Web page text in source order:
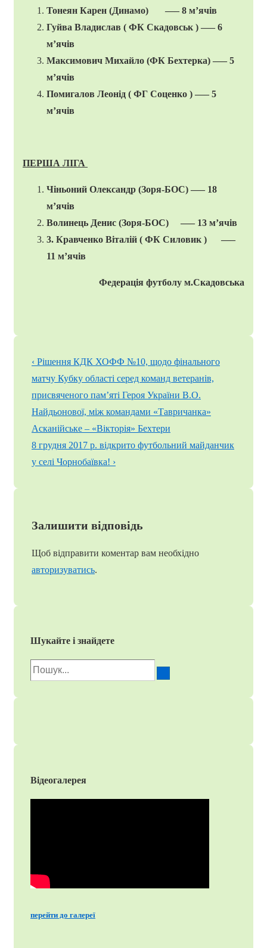
Тонеян Карен (Динамо) —– 8 м’ячів
Гуйва Владислав ( ФК Скадовськ ) —– 6
м’ячів
Максимович Михайло (ФК Бехтерка) —– 5
м’ячів
Помигалов Леонід ( ФГ Соценко ) —– 5
м’ячів
ПЕРША ЛІГА
Чіньоний Олександр (Зоря-БОС) —– 18
м’ячів
Волинець Денис (Зоря-БОС) —– 13 м’ячів
3. Кравченко Віталій ( ФК Силовик ) —–
11 м’ячів
Федерація футболу м.Скадовська
Навігація
записів
Попередній
запис
‹ Рішення КДК ХОФФ №10, щодо фінального
матчу Кубку області серед команд ветеранів,
присвяченого пам’яті Героя України В.О.
Найдьонової, між командами «Тавричанка»
Асканійське – «Вікторія» Бехтери
Наступний
запис
8 грудня 2017 р. відкрито футбольний майданчик
у селі Чорнобаївка! ›
Залишити відповідь
Щоб відправити коментар вам необхідно
авторизуватись.
Шукайте і знайдете
Пошук
для:
Відеогалерея
перейти до галереї